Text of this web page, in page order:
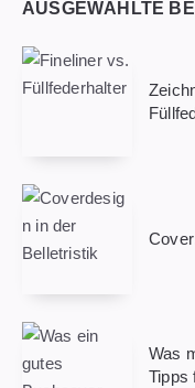
Widgets
AUSGEWÄHLTE
Was
Tipps